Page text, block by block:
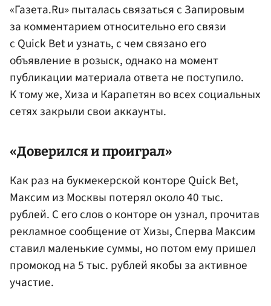
«Газета.Ru» пыталась связаться с Запировым
за комментарием относительно его связи
с Quick Bet и узнать, с чем связано его
объявление в розыск, однако на момент
публикации материала ответа не поступило.
К тому же, Хиза и Карапетян во всех социальных
сетях закрыли свои аккаунты.
«Доверился и проиграл»
Как раз на букмекерской конторе Quick Bet,
Максим из Москвы потерял около 40 тыс.
рублей. С его слов о конторе он узнал, прочитав
рекламное сообщение от Хизы, Сперва Максим
ставил маленькие суммы, но потом ему пришел
промокод на 5 тыс. рублей якобы за активное
участие.